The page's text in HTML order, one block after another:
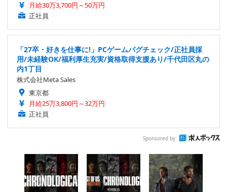
月給30万3,700円～50万円
正社員
「27卒・好きを仕事に!」PCゲームバグチェック/正社員採
用/未経験OK/福利厚生充実/資格取得支援あり/千代田区丸の
内1丁目
株式会社Meta Sales
東京都
月給25万3,800円～32万円
正社員
Sponsored by